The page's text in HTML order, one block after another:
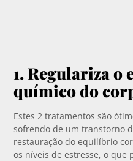
1. Regulariza
químico do
Estes 2 tratamentos são
sofrendo de um transtorno
restauração do equilíbrio
os níveis de estresse, o que